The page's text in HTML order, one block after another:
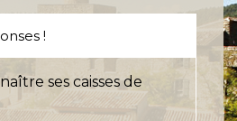
!
ses caisses de